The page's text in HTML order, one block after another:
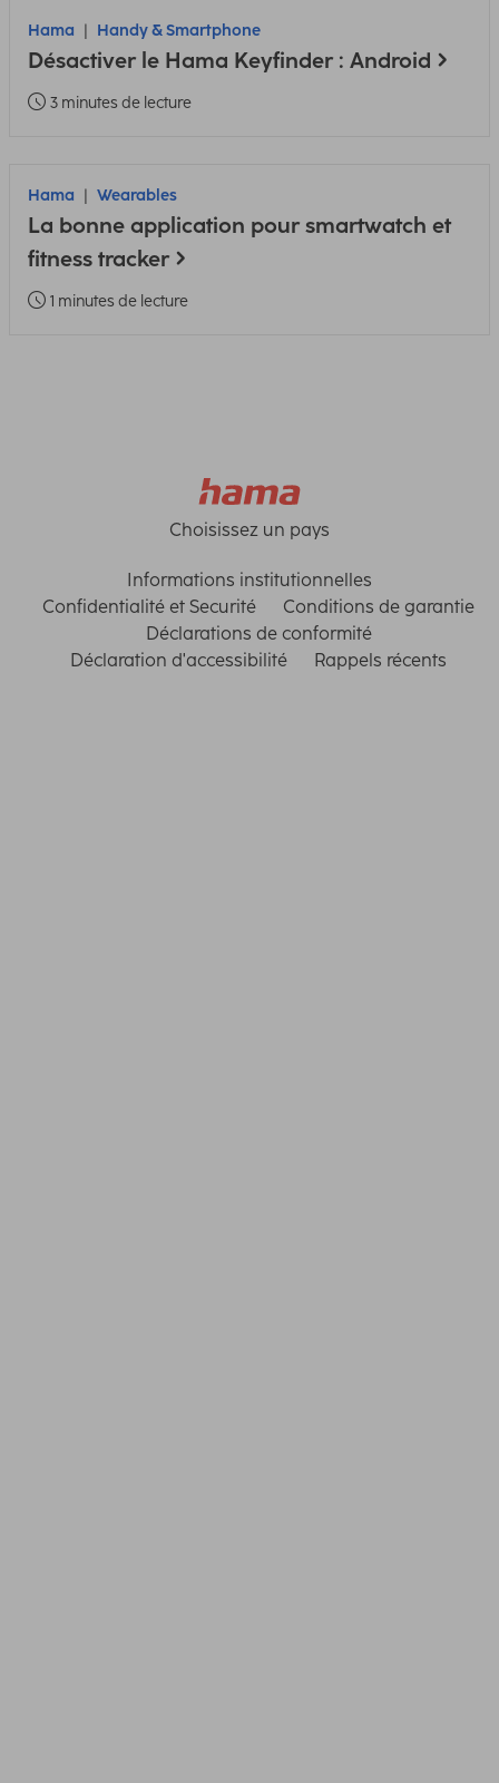
Hama Handy & Smartphone
Désactiver le Hama Keyfinder : Android
3 minutes de lecture
Hama Wearables
La bonne application pour smartwatch et
fitness tracker
1 minutes de lecture
Choisissez un pays
Informations institutionnelles
Confidentialité et Securité
Conditions de garantie
Déclarations de conformité
Déclaration d'accessibilité
Rappels récents